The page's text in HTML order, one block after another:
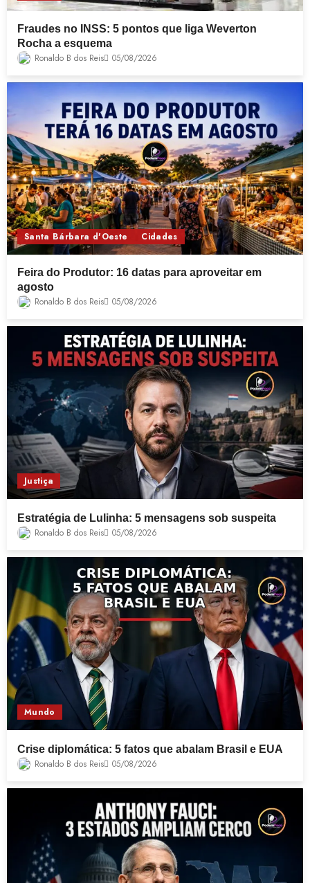
Fraudes no INSS: 5 pontos que liga Weverton
Rocha a esquema
Ronaldo B dos Reis 05/08/2026
Santa Bárbara d'Oeste Cidades
Feira do Produtor: 16 datas para aproveitar em
agosto
Ronaldo B dos Reis 05/08/2026
Justiça
Estratégia de Lulinha: 5 mensagens sob suspeita
Ronaldo B dos Reis 05/08/2026
Mundo
Crise diplomática: 5 fatos que abalam Brasil e EUA
Ronaldo B dos Reis 05/08/2026